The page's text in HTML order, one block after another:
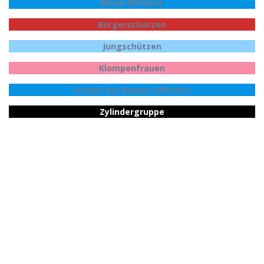
Blaue Offiziere
Bürgerschützen
Jungschützen
Klompenfrauen
Frauen der Blauen Offiziere
Zylindergruppe